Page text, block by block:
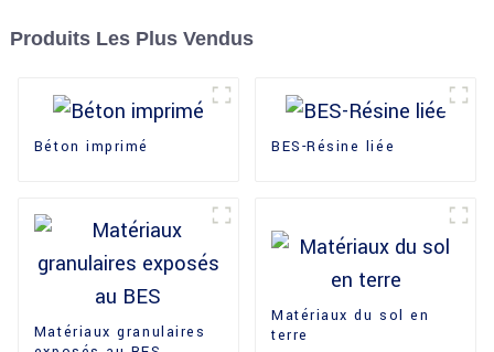
Produits Les Plus Vendus
Béton imprimé BES-Résine liée
Matériaux granulaires
Matériaux du sol en
terre